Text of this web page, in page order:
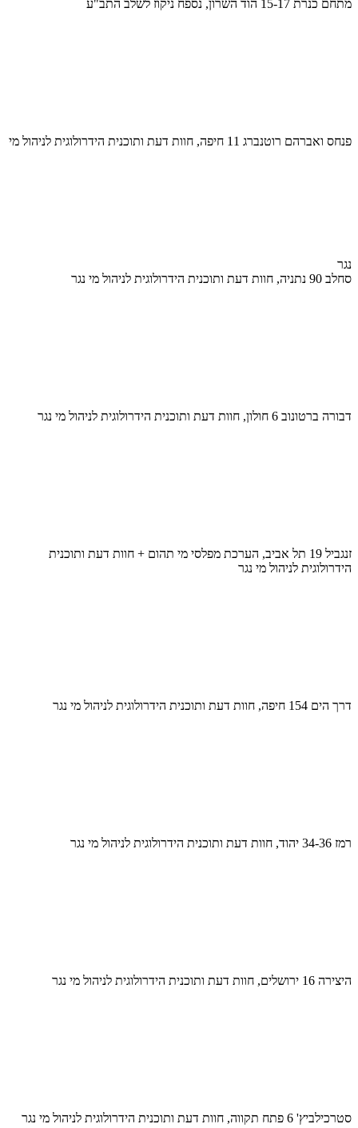
מתחם כנרת 15-17 הוד השרון, נספח ניקוז לשלב התב"ע
פנחס ואברהם רוטנברג 11 חיפה, חוות דעת ותוכנית הידרולוגית לניהול מי
נגר
סחלב 90 נתניה, חוות דעת ותוכנית הידרולוגית לניהול מי נגר
דבורה ברטונוב 6 חולון, חוות דעת ותוכנית הידרולוגית לניהול מי נגר
זנגביל 19 תל אביב, הערכת מפלסי מי תהום + חוות דעת ותוכנית
הידרולוגית לניהול מי נגר
דרך הים 154 חיפה, חוות דעת ותוכנית הידרולוגית לניהול מי נגר
רמז 34-36 יהוד, חוות דעת ותוכנית הידרולוגית לניהול מי נגר
היצירה 16 ירושלים, חוות דעת ותוכנית הידרולוגית לניהול מי נגר
סטרכילביץ' 6 פתח תקווה, חוות דעת ותוכנית הידרולוגית לניהול מי נגר